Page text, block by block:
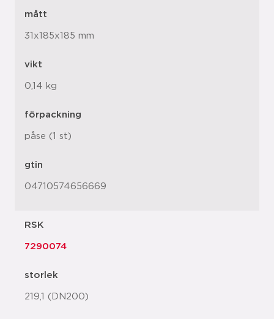
mått
31x185x185 mm
vikt
0,14 kg
förpackning
påse (1 st)
gtin
04710574656669
RSK
7290074
storlek
219,1 (DN200)